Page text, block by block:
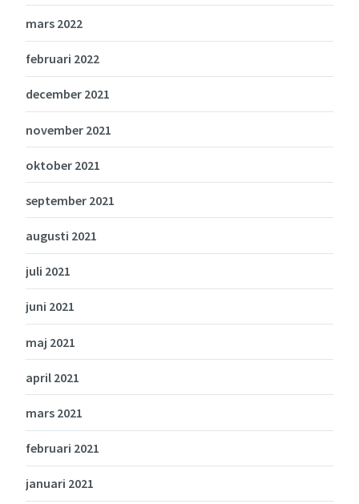
mars 2022
februari 2022
december 2021
november 2021
oktober 2021
september 2021
augusti 2021
juli 2021
juni 2021
maj 2021
april 2021
mars 2021
februari 2021
januari 2021